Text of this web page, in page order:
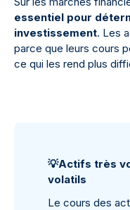
essentiel pour
investissement. Les
parce que leurs cours
ce qui les rend plus
💡Actifs très
volatils
Le cours des